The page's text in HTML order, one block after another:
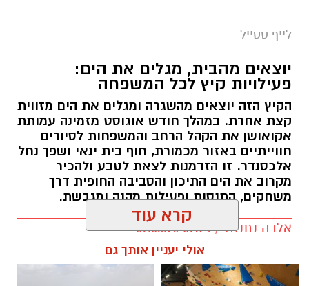
לייף סטייל
יוצאים מהבית, מגלים את הים:
פעילויות קיץ לכל המשפחה
הקיץ הזה יוצאים מהשגרה ומגלים את הים מזווית
קצת אחרת. במהלך חודש אוגוסט מזמינה עמותת
אקואושן את הקהל הרחב והמשפחות לסיורים
חווייתיים באזור מכמורת, חוף בית ינאי ושפך נחל
אלכסנדר. זו הזדמנות לצאת לטבע ולהכיר
מקרוב את הים התיכון והסביבה החופית דרך
משחקים, התנסות ופעילות מהנה ומגבשת.
אלדה נתנאל / 09:24 07.08.26
קרא עוד
אולי יעניין אותך גם